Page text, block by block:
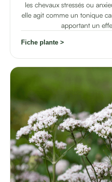
les chevaux stressés ou
elle agit comme un tonique
apportant un
Fiche plante >